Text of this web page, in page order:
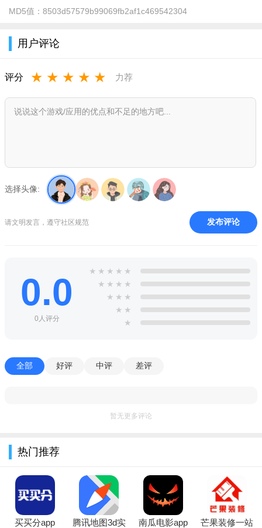
MD5值： 8503d57579b99069fb2af1c469542304
用户评论
评分 ★ ★ ★ ★ ★ 力荐
选择头像:
请文明发言，遵守社区规范 发布评论
0.0
0人评分
★ ★ ★ ★ ★
★ ★ ★ ★
★ ★ ★
★ ★
★
全部 好评 中评 差评
暂无更多评论
热门推荐
买买分app
腾讯地图3d实
南瓜电影app
芒果装修一站